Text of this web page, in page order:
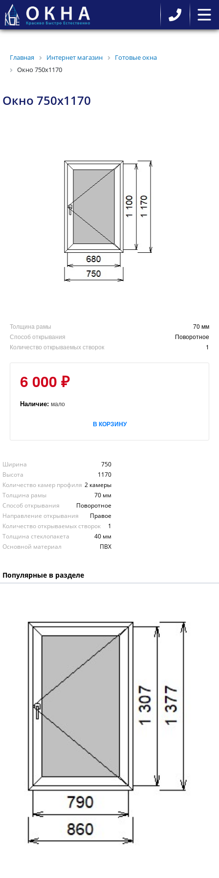
Главная Интернет магазин
Готовые окна
Окно 750x1170
Окно 750x1170
Толщина рамы
70 мм
Способ открывания
Поворотное
Количество открываемых створок
1
6 000 ₽
Наличие: мало
В КОРЗИНУ
Ширина
750
Высота
1170
Количество камер профиля 2 камеры
Толщина рамы
70 мм
Способ открывания
Поворотное
Направление открывания
Правое
Количество открываемых створок
1
Толщина стеклопакета
40 мм
Основной материал
ПВХ
Популярные в разделе